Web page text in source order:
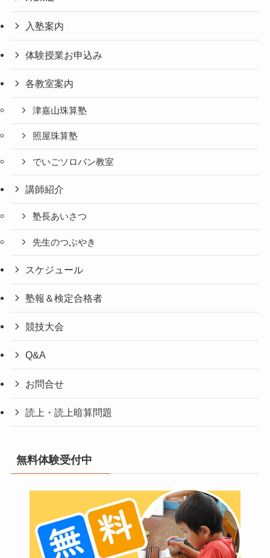
入塾案内
体験授業お申込み
各教室案内
津嘉山珠算塾
照屋珠算塾
でいごソロバン教室
講師紹介
塾長あいさつ
先生のつぶやき
スケジュール
塾報＆検定合格者
競技大会
Q&A
お問合せ
読上・読上暗算問題
無料体験受付中